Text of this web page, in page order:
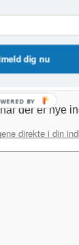
der er nye
direkte i din
dig nu
BY